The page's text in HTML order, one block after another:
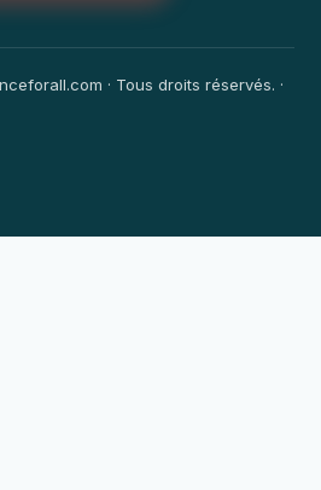
· Tous droits réservés. ·